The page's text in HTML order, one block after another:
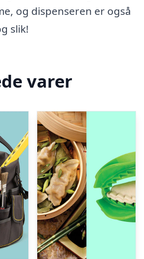
og dispenseren er også
slik!
varer